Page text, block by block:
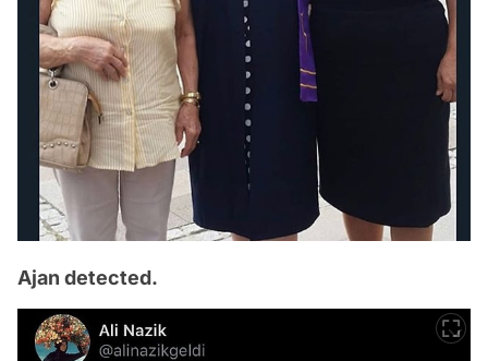
Ajan detected.